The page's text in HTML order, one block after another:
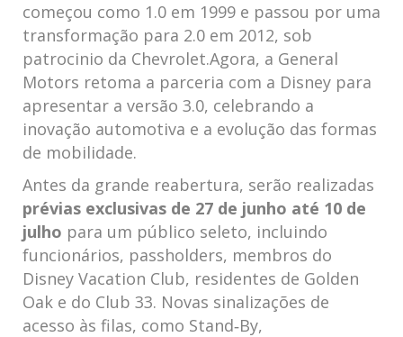
começou como 1.0⁣ em‌ 1999 e passou por uma
transformação para 2.0 em ⁣2012, sob
⁢patrocinio da​ Chevrolet.Agora, a General
Motors⁢ retoma a parceria com a Disney para
apresentar‍ a ‌versão 3.0, celebrando a
inovação automotiva e a evolução das formas
de mobilidade.
Antes da grande⁤ reabertura, serão ​realizadas
prévias‌ exclusivas de 27 de junho ⁤até 10 de‌
julho para ⁤um público seleto, incluindo
funcionários, passholders, membros do
Disney Vacation ⁢Club,‍ residentes de Golden
Oak ⁤e‍ do Club‍ 33. Novas sinalizações de
⁤acesso às filas, como Stand‑By,